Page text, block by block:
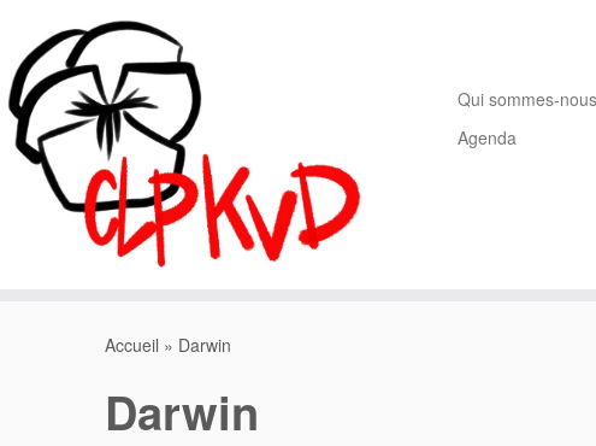
contenu
Qui sommes-
Agenda
Accueil » Darwin
Darwin